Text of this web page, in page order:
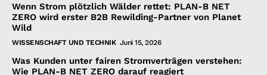
Wenn Strom plötzlich Wälder rettet: PLAN-B NET
ZERO wird erster B2B Rewilding-Partner von Planet
Wild
WISSENSCHAFT UND TECHNIK Juni 15, 2026
Was Kunden unter fairen Stromverträgen verstehen:
Wie PLAN-B NET ZERO darauf reagiert